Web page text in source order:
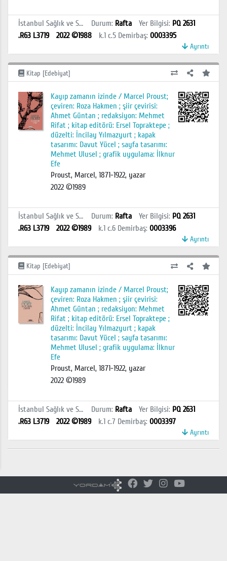
İstanbul Sağlık ve Sosyal Bilimler MYO Kütüphanesi Durum: Rafta Yer Bilgisi: PQ 2631
.R63 L3719
2022 ©1988 k.1 c.5 Demirbaş: 0003395
Ayrıntı
Kitap [Edebiyat]
Kayıp zamanın izinde / Marcel Proust;
çeviren: Roza Hakmen ; şiir çevirisi:
Ahmet Güntan ; redaksiyon: Mehmet
Rifat ; kitap editörü: Ersel Topraktepe ;
düzelti: İncilay Yılmazyurt ; kapak
tasarımı: Davut Yücel ; sayfa tasarımı:
Mehmet Ulusel ; grafik uygulama: İlknur
Efe
Proust, Marcel, 1871-1922, yazar
2022 ©1989
İstanbul Sağlık ve Sosyal Bilimler MYO Kütüphanesi Durum: Rafta Yer Bilgisi: PQ 2631
.R63 L3719
2022 ©1989 k.1 c.6 Demirbaş: 0003396
Ayrıntı
Kitap [Edebiyat]
Kayıp zamanın izinde / Marcel Proust;
çeviren: Roza Hakmen ; şiir çevirisi:
Ahmet Güntan ; redaksiyon: Mehmet
Rifat ; kitap editörü: Ersel Topraktepe ;
düzelti: İncilay Yılmazyurt ; kapak
tasarımı: Davut Yücel ; sayfa tasarımı:
Mehmet Ulusel ; grafik uygulama: İlknur
Efe
Proust, Marcel, 1871-1922, yazar
2022 ©1989
İstanbul Sağlık ve Sosyal Bilimler MYO Kütüphanesi Durum: Rafta Yer Bilgisi: PQ 2631
.R63 L3719
2022 ©1989 k.1 c.7 Demirbaş: 0003397
Ayrıntı